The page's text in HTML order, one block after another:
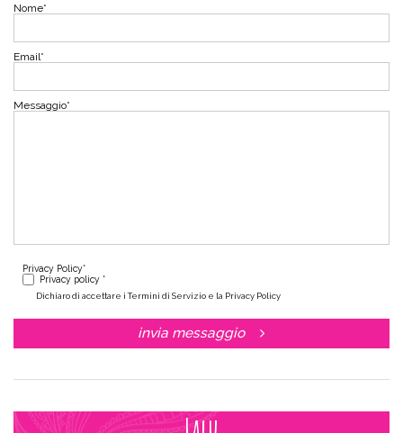
Nome*
Email*
Messaggio*
Privacy Policy*
Privacy policy *
Dichiaro di accettare i Termini di Servizio e la Privacy Policy
invia messaggio